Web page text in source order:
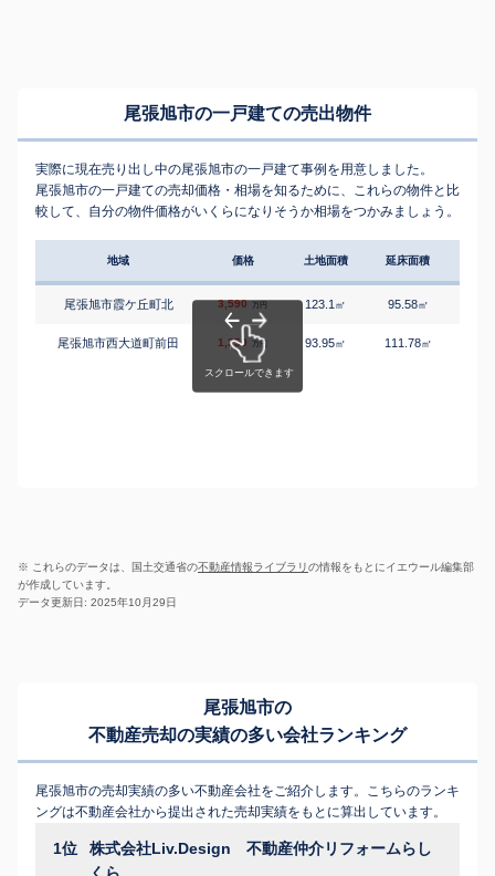
尾張旭市の一戸建ての売出物件
実際に現在売り出し中の尾張旭市の一戸建て事例を用意しました。
尾張旭市の一戸建ての売却価格・相場を知るために、これらの物件と比
較して、自分の物件価格がいくらになりそうか相場をつかみましょう。
地域 価格 土地面積 延床面積
尾張旭市霞ケ丘町北 3,590 万円 123.1 ㎡ 95.58㎡
尾張旭市西大道町前田 1,350 万円 93.95㎡ 111.78㎡
※ これらのデータは、国土交通省の不動産情報ライブラリの情報をもとにイエウール編集部
が作成しています。
データ更新日: 2025年10月29日
尾張旭市の
不動産売却の実績の多い会社ランキング
尾張旭市の売却実績の多い不動産会社をご紹介します。こちらのランキ
ングは不動産会社から提出された売却実績をもとに算出しています。
1位
株式会社Liv.Design 不動産仲介リフォームらし
くら